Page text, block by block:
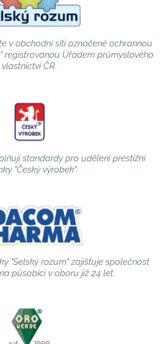
v obchodní síti označené ochrannou
registrovanou Úřadem průmyslového
vlastnictví ČR.
standardy pro udělení prestižní
"Český výrobek".
"Selský rozum" zajišťuje společnost
působící v oboru již 24 let.